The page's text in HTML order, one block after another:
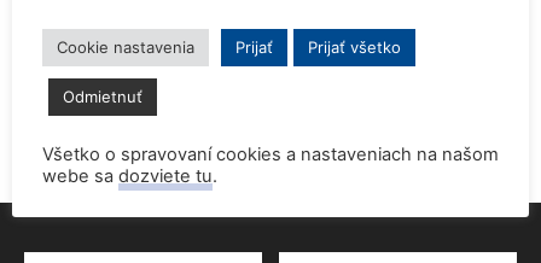
9. júna 2026
Povolenie jadrového dozoru pre 4.blok EMO
Cookie nastavenia Prijať Prijať všetko
Odmietnuť
Všetko o spravovaní cookies a nastaveniach na našom
webe sa dozviete tu.